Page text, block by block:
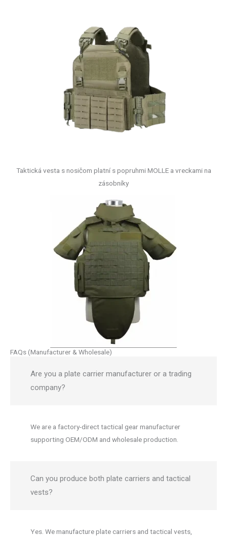
Taktická vesta s nosičom platní s popruhmi MOLLE a vreckami na
zásobníky
FAQs (Manufacturer & Wholesale)
Are you a plate carrier manufacturer or a trading
company?
We are a factory-direct tactical gear manufacturer
supporting OEM/ODM and wholesale production.
Can you produce both plate carriers and tactical
vests?
Yes. We manufacture plate carriers and tactical vests,